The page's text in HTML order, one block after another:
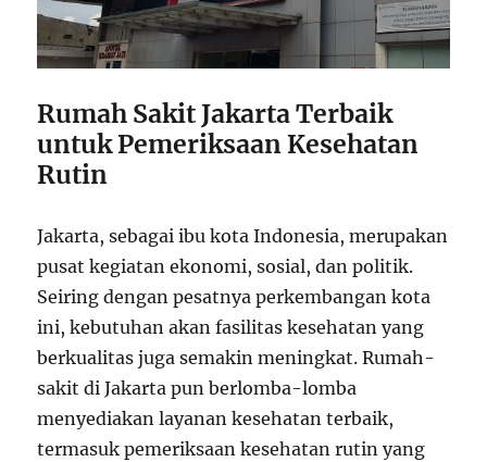
Rumah Sakit Jakarta Terbaik
untuk Pemeriksaan Kesehatan
Rutin
Jakarta, sebagai ibu kota Indonesia, merupakan
pusat kegiatan ekonomi, sosial, dan politik.
Seiring dengan pesatnya perkembangan kota
ini, kebutuhan akan fasilitas kesehatan yang
berkualitas juga semakin meningkat. Rumah-
sakit di Jakarta pun berlomba-lomba
menyediakan layanan kesehatan terbaik,
termasuk pemeriksaan kesehatan rutin yang